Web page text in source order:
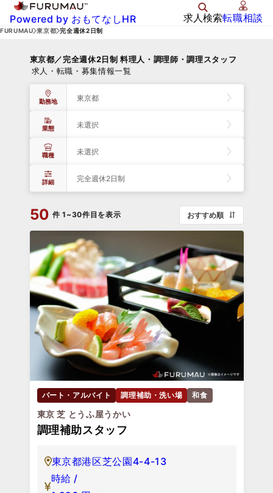
Powered by おもてなしHR 求人検索転職相談
FURUMAU 東京都 完全週休2日制
東京都／完全週休2日制 料理人・調理師・調理スタッフ
求人・転職・募集情報一覧
勤務地 東京都
業態 未選択
職種 未選択
詳細 完全週休2日制
50 件 1~30件目を表示 おすすめ順
パート・アルバイト 調理補助・洗い場 和食
東京 芝 とうふ屋うかい
調理補助スタッフ
東京都港区芝公園4-4-13
時給 /